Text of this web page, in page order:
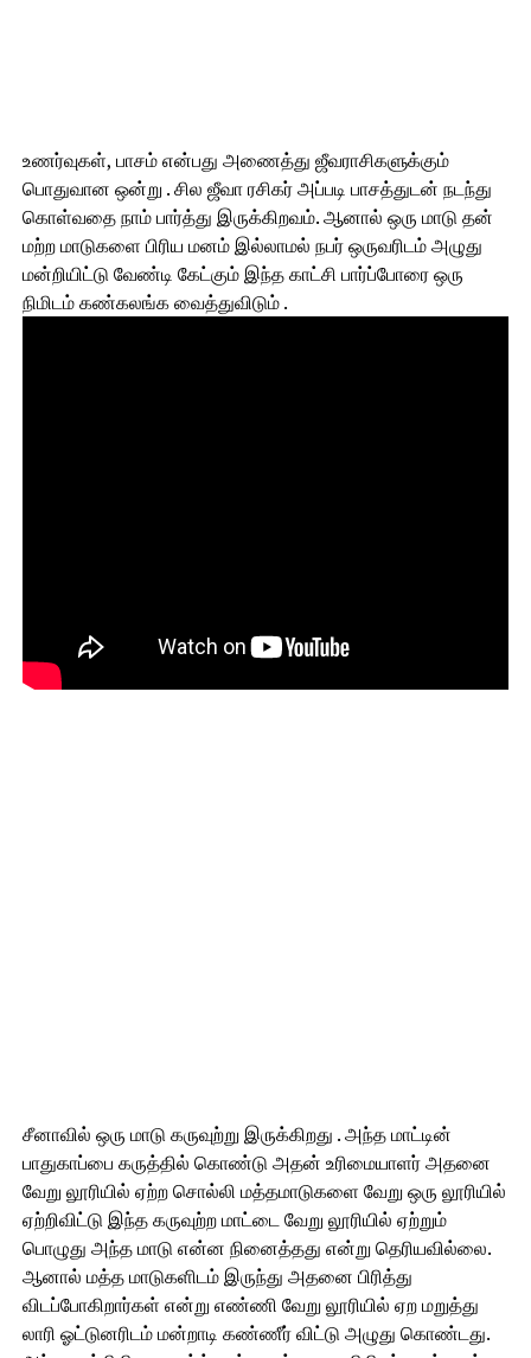
உணர்வுகள், பாசம் என்பது அணைத்து ஜீவராசிகளுக்கும்
பொதுவான ஒன்று . சில ஜீவா ரசிகர் அப்படி பாசத்துடன் நடந்து
கொள்வதை நாம் பார்த்து இருக்கிறவம். ஆனால் ஒரு மாடு தன்
மற்ற மாடுகளை பிரிய மனம் இல்லாமல் நபர் ஒருவரிடம் அழுது
மன்றியிட்டு வேண்டி கேட்கும் இந்த காட்சி பார்ப்போரை ஒரு
நிமிடம் கண்கலங்க வைத்துவிடும் .
சீனாவில் ஒரு மாடு கருவுற்று இருக்கிறது . அந்த மாட்டின்
பாதுகாப்பை கருத்தில் கொண்டு அதன் உரிமையாளர் அதனை
வேறு லூரியில் ஏற்ற சொல்லி மத்தமாடுகளை வேறு ஒரு லூரியில்
ஏற்றிவிட்டு இந்த கருவுற்ற மாட்டை வேறு லூரியில் ஏற்றும்
பொழுது அந்த மாடு என்ன நினைத்தது என்று தெரியவில்லை.
ஆனால் மத்த மாடுகளிடம் இருந்து அதனை பிரித்து
விடப்போகிறார்கள் என்று எண்ணி வேறு லூரியில் ஏற மறுத்து
லாரி ஓட்டுனரிடம் மன்றாடி கண்ணீர் விட்டு அழுது கொண்டது.